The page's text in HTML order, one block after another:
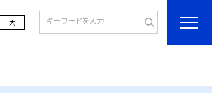
大